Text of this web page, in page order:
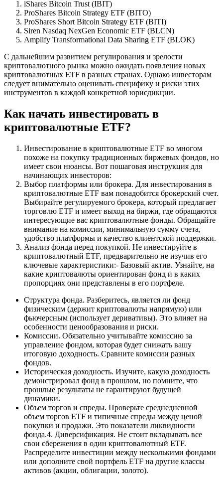
iShares Bitcoin Trust (IBIT)
ProShares Bitcoin Strategy ETF (BITO)
ProShares Short Bitcoin Strategy ETF (BITI)
Siren Nasdaq NexGen Economic ETF (BLCN)
Amplify Transformational Data Sharing ETF (BLOK)
С дальнейшим развитием регулирования и зрелости
криптовалютного рынка можно ожидать появления новых
криптовалютных ETF в разных странах. Однако инвесторам
следует внимательно оценивать специфику и риски этих
инструментов в каждой конкретной юрисдикции.
Как начать инвестировать в
криптовалютные ETF?
Инвестирование в криптовалютные ETF во многом
похоже на покупку традиционных биржевых фондов, но
имеет свои нюансы. Вот пошаговая инструкция для
начинающих инвесторов:
Выбор платформы или брокера. Для инвестирования в
криптовалютные ETF вам понадобится брокерский счет.
Выбирайте регулируемого брокера, который предлагает
торговлю ETF и имеет выход на биржи, где обращаются
интересующие вас криптовалютные фонды. Обращайте
внимание на комиссии, минимальную сумму счета,
удобство платформы и качество клиентской поддержки.
Анализ фонда перед покупкой. Не инвестируйте в
криптовалютный ETF, предварительно не изучив его
ключевые характеристики:- Базовый актив. Узнайте, на
какие криптовалюты ориентирован фонд и в каких
пропорциях они представлены в его портфеле.
Структура фонда. Разберитесь, является ли фонд
физическим (держит криптовалюты напрямую) или
фьючерсным (использует деривативы). Это влияет на
особенности ценообразования и риски.
Комиссии. Обязательно учитывайте комиссию за
управление фондом, которая будет снижать вашу
итоговую доходность. Сравните комиссии разных
фондов.
Историческая доходность. Изучите, какую доходность
демонстрировал фонд в прошлом, но помните, что
прошлые результаты не гарантируют будущей
динамики.
Объем торгов и спреды. Проверьте среднедневной
объем торгов ETF и типичные спреды между ценой
покупки и продажи. Это показатели ликвидности
фонда.4. Диверсификация. Не стоит вкладывать все
свои сбережения в один криптовалютный ETF.
Распределите инвестиции между несколькими фондами
или дополните свой портфель ETF на другие классы
активов (акции, облигации, золото).